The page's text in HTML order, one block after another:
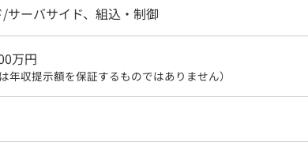
サーバサイド、組込・制御
万円
は年収提示額を保証するものではありません）